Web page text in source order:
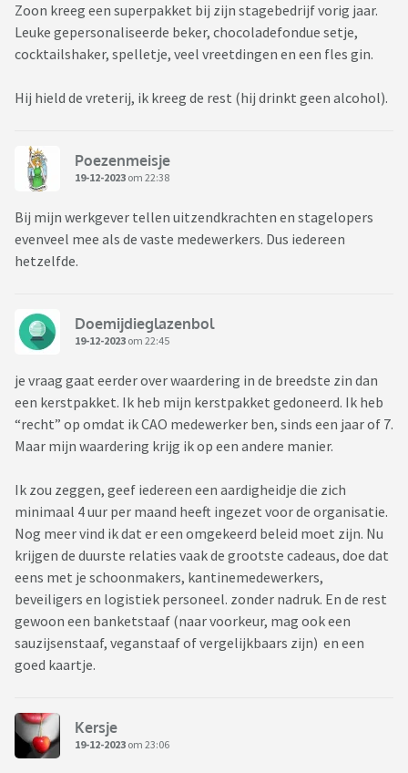
Zoon kreeg een superpakket bij zijn stagebedrijf vorig jaar.
Leuke gepersonaliseerde beker, chocoladefondue setje,
cocktailshaker, spelletje, veel vreetdingen en een fles gin.
Hij hield de vreterij, ik kreeg de rest (hij drinkt geen alcohol).
Poezenmeisje
19-12-2023 om 22:38
Bij mijn werkgever tellen uitzendkrachten en stagelopers
evenveel mee als de vaste medewerkers. Dus iedereen
hetzelfde.
Doemijdieglazenbol
19-12-2023 om 22:45
je vraag gaat eerder over waardering in de breedste zin dan
een kerstpakket. Ik heb mijn kerstpakket gedoneerd. Ik heb
“recht” op omdat ik CAO medewerker ben, sinds een jaar of 7.
Maar mijn waardering krijg ik op een andere manier.
Ik zou zeggen, geef iedereen een aardigheidje die zich
minimaal 4 uur per maand heeft ingezet voor de organisatie.
Nog meer vind ik dat er een omgekeerd beleid moet zijn. Nu
krijgen de duurste relaties vaak de grootste cadeaus, doe dat
eens met je schoonmakers, kantinemedewerkers,
beveiligers en logistiek personeel. zonder nadruk. En de rest
gewoon een banketstaaf (naar voorkeur, mag ook een
sauzijsenstaaf, veganstaaf of vergelijkbaars zijn) en een
goed kaartje.
Kersje
19-12-2023 om 23:06